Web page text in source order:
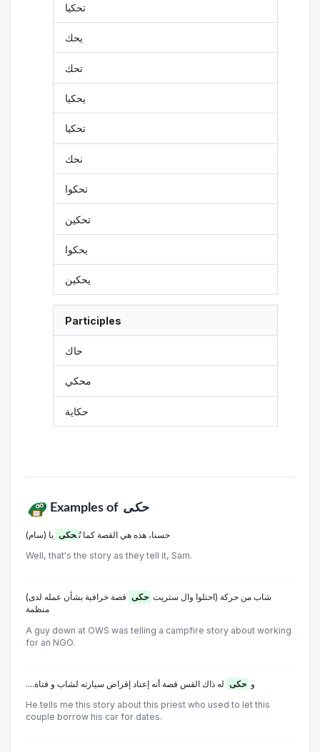
تحكيا
يحك
تحك
يحكيا
تحكيا
نحك
تحكوا
تحكين
يحكوا
يحكين
Participles
حاك
محكي
حكاية
Examples of حكى
(حسنا، هذه هي القصة كما تُ حكى يا (سام
Well, that's the story as they tell it, Sam.
(شاب من حركة (احتلوا وال ستريت حكى قصة خرافية بشأن عمله لدى
منظمة
A guy down at OWS was telling a campfire story about working
for an NGO.
....و حكى له ذاك القس قصة أنه إعتاد إقراض سيارته لشاب و فتاة
He tells me this story about this priest who used to let this
couple borrow his car for dates.